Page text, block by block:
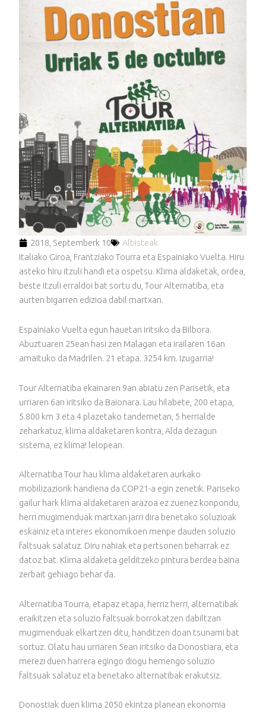
2018, Septemberk 10
Albisteak
Italiako Giroa, Frantziako Tourra eta Espainiako Vuelta. Hiru
asteko hiru itzuli handi eta ospetsu. Klima aldaketak, ordea,
beste itzuli erraldoi bat sortu du, Tour Alternatiba, eta
aurten bigarren edizioa dabil martxan.
Espainiako Vuelta egun hauetan iritsiko da Bilbora.
Abuztuaren 25ean hasi zen Malagan eta irailaren 16an
amaituko da Madrilen. 21 etapa. 3254 km. Izugarria!
Tour Alternatiba ekainaren 9an abiatu zen Parisetik, eta
urriaren 6an iritsiko da Baionara. Lau hilabete, 200 etapa,
5.800 km 3 eta 4 plazetako tandemetan, 5 herrialde
zeharkatuz, klima aldaketaren kontra, Alda dezagun
sistema, ez klima! lelopean.
Alternatiba Tour hau klima aldaketaren aurkako
mobilizaziorik handiena da COP21-a egin zenetik. Pariseko
gailur hark klima aldaketaren arazoa ez zuenez konpondu,
herri mugimenduak martxan jarri dira benetako soluzioak
eskainiz eta interes ekonomikoen menpe dauden soluzio
faltsuak salatuz. Diru nahiak eta pertsonen beharrak ez
datoz bat. Klima aldaketa gelditzeko pintura berdea baina
zerbait gehiago behar da.
Alternatiba Tourra, etapaz etapa, herriz herri, alternatibak
eraikitzen eta soluzio faltsuak borrokatzen dabiltzan
mugimenduak elkartzen ditu, handitzen doan tsunami bat
sortuz. Olatu hau urriaren 5ean iritsiko da Donostiara, eta
merezi duen harrera egingo diogu hemengo soluzio
faltsuak salatuz eta benetako alternatibak erakutsiz.
Donostiak duen klima 2050 ekintza planean ekonomia